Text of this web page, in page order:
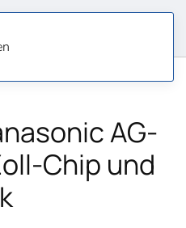
AG-
Chip und